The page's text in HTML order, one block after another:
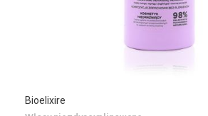
Bioelixire